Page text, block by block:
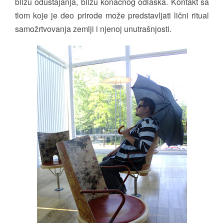
tlom koje je deo prirode može predstavljati lični ritual
samožrtvovanja zemlji i njenoj unutrašnjosti.